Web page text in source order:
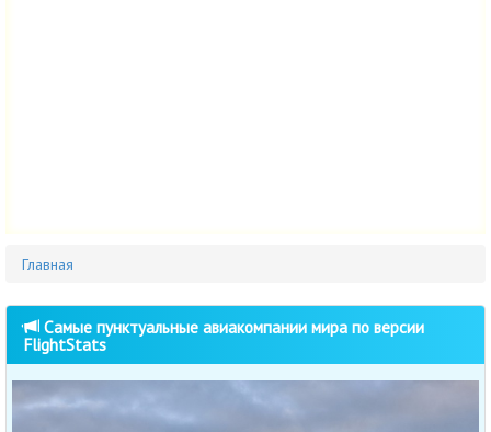
Главная
Самые пунктуальные авиакомпании мира по версии
FlightStats